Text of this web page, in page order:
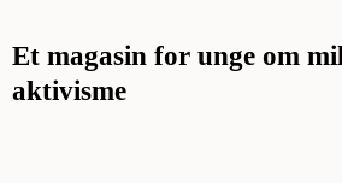
Et magasin for unge om
aktivisme